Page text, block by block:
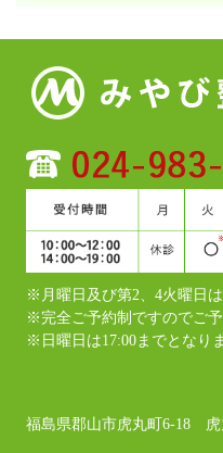
※月曜日及び第2、4火曜日
​​​​​​​※完全ご予約制ですのでご
※日曜日は17:00までとなりま
福島県郡山市虎丸町6-18 虎